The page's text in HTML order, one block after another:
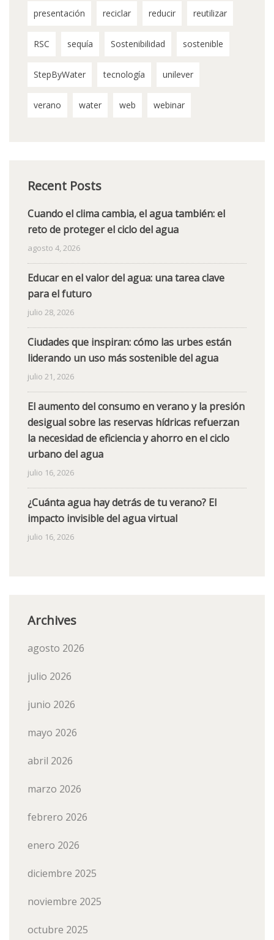
presentación reciclar reducir reutilizar
RSC sequía Sostenibilidad sostenible
StepByWater tecnología unilever
verano water web webinar
Recent Posts
Cuando el clima cambia, el agua también: el
reto de proteger el ciclo del agua
agosto 4, 2026
Educar en el valor del agua: una tarea clave
para el futuro
julio 28, 2026
Ciudades que inspiran: cómo las urbes están
liderando un uso más sostenible del agua
julio 21, 2026
El aumento del consumo en verano y la presión
desigual sobre las reservas hídricas refuerzan
la necesidad de eficiencia y ahorro en el ciclo
urbano del agua
julio 16, 2026
¿Cuánta agua hay detrás de tu verano? El
impacto invisible del agua virtual
julio 16, 2026
Archives
agosto 2026
julio 2026
junio 2026
mayo 2026
abril 2026
marzo 2026
febrero 2026
enero 2026
diciembre 2025
noviembre 2025
octubre 2025